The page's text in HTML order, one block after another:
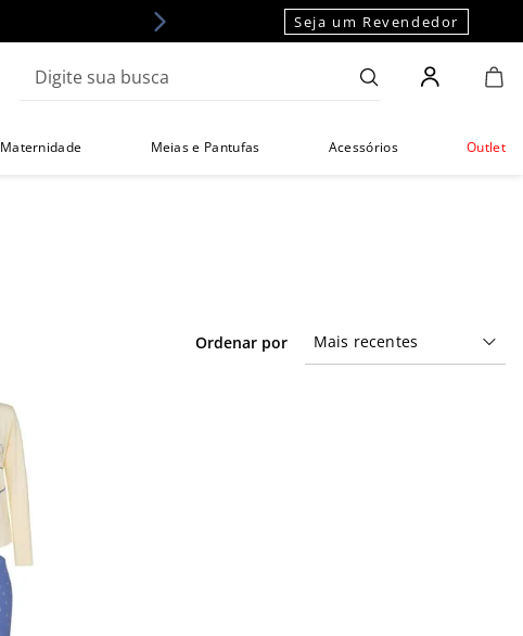
Seja um Revendedor
Maternidade Meias e Pantufas Acessórios Outlet
Mais recentes